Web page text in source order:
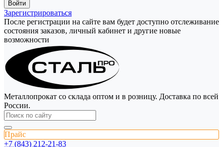
Зарегистрироваться
После регистрации на сайте вам будет доступно отслеживание
состояния заказов, личный кабинет и другие новые
возможности
Металлопрокат со склада оптом и в розницу. Доставка по всей
России.
Прайс
+7 (843) 212-21-83